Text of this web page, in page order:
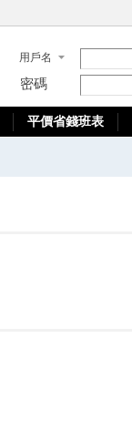
用戶名
密碼
平價省錢班表